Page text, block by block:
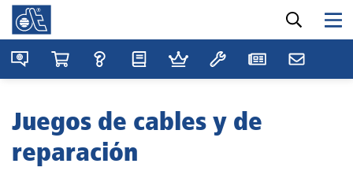
Juegos de cables y de
reparación